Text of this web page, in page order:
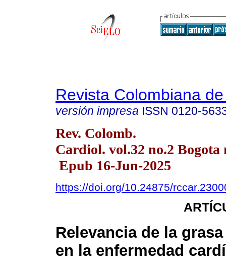
Revista Colombiana
versión impresa ISSN 0120-
Rev. Colomb.
Cardiol. vol.32 no.2 Bogota
Epub 16-Jun-2025
https://doi.org/10.24875/
Relevancia de la
en la enfermedad